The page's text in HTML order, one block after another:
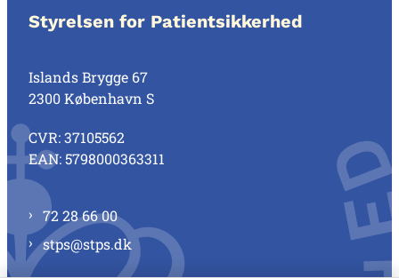
Styrelsen for Patientsikkerhed
Islands Brygge 67
2300 København S
CVR: 37105562
EAN: 5798000363311
72 28 66 00
stps@stps.dk